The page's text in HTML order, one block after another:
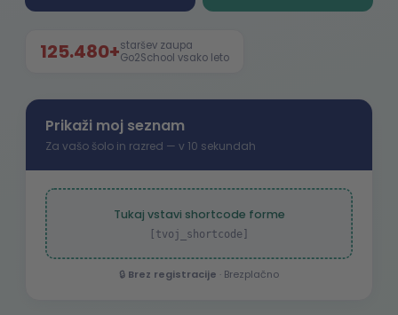
125.480+staršev zaupa
Go2School vsako leto
Prikaži moj seznam
Za vašo šolo in razred — v 10 sekundah
Tukaj vstavi shortcode forme
[tvoj_shortcode]
🔒 Brez registracije · Brezplačno